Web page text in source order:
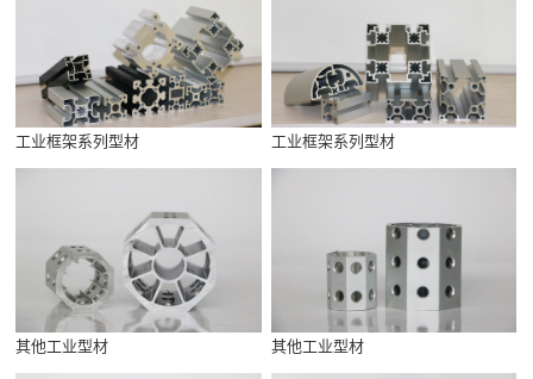
工业框架系列型材 工业框架系列型材
其他工业型材 其他工业型材